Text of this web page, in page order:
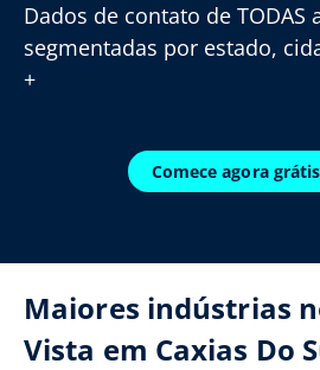
Dados de contato de TODAS
segmentadas por estado,
+
Comece agora grátis
Maiores indústrias
Vista em Caxias Do